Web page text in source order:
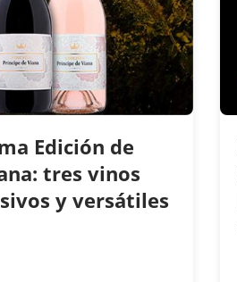
Edición de
tres vinos
y versátiles